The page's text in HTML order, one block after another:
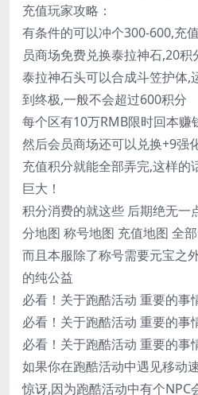
充值玩家攻略：
有条件的可以冲个300-600,充
员商场免费兑换泰拉神石,20积
泰拉神石头可以合成斗笠护体,
到终极,一般不会超过600积分
每个区有10万RMB限时回本赚
然后会员商场还可以兑换+9强
充值积分就能全部弄完,这样的
巨大！
积分消费的就这些 后期绝无一
分地图 称号地图 充值地图 全
而且本服除了称号需要元宝之
的纯公益
必看！关于跑酷活动 重要的事
必看！关于跑酷活动 重要的事
必看！关于跑酷活动 重要的事
如果你在跑酷活动中遇见移动
惊讶,因为跑酷活动中有个NPC